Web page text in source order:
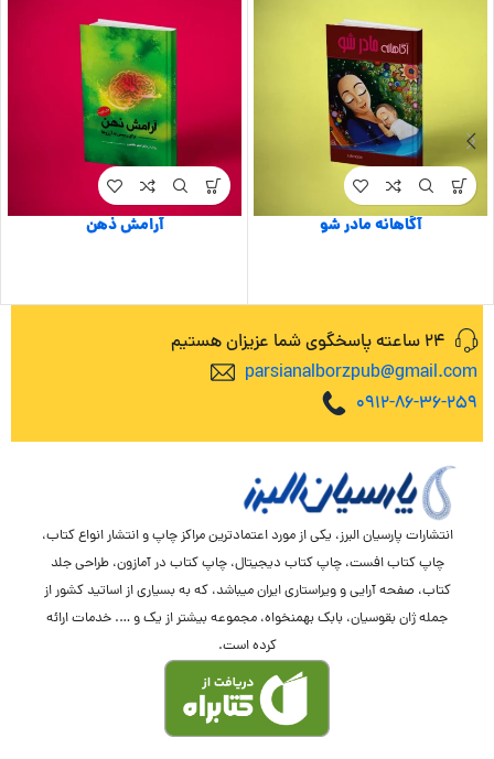
آگاهانه مادر شو آرامش ذهن
24 ساعته پاسخگوی شما عزیزان هستیم
parsianalborzpub@gmail.com
0912-86-36-259
انتشارات پارسیان البرز، یکی از مورد اعتمادترین مراکز چاپ و انتشار انواع کتاب،
چاپ کتاب افست، چاپ کتاب دیجیتال، چاپ کتاب در آمازون، طراحی جلد
کتاب، صفحه آرایی و ویراستاری ایران میباشد، که به بسیاری از اساتید کشور از
جمله ژان بقوسیان، بابک بهمنخواه، مجموعه بیشتر از یک و …. خدمات ارائه
کرده است.